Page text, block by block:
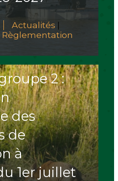
Actualités
Règlementation
2 :
des
de
à
1er juillet